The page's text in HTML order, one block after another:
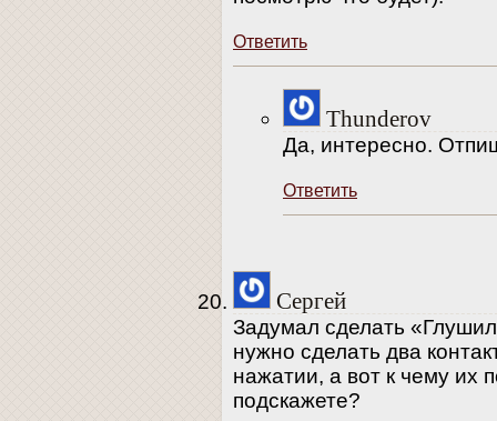
Ответить
Thunderov
Да, интересно.
Ответить
Сергей
Задумал сделать
нужно сделать два
нажатии, а вот к чему их
подскажете?